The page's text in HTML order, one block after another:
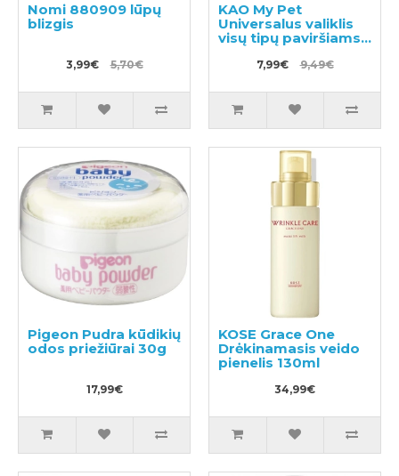
Nomi 880909 lūpų
blizgis
3,99€ 5,70€
KAO My Pet
Universalus valiklis
visų tipų paviršiams
500ml
7,99€ 9,49€
Pigeon Pudra kūdikių
odos priežiūrai 30g
17,99€
KOSE Grace One
Drėkinamasis veido
pienelis 130ml
34,99€